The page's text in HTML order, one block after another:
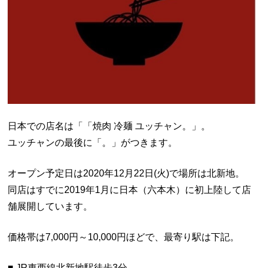
日本での店名は「「焼肉 冷麺 ユッチャン。」。
ユッチャンの最後に「。」がつきます。
オープン予定日は2020年12月22日(火)で場所は北新地。
同店はすでに2019年1月に日本（六本木）に初上陸して店
舗展開しています。
価格帯は7,000円～10,000円ほどで、最寄り駅は下記。